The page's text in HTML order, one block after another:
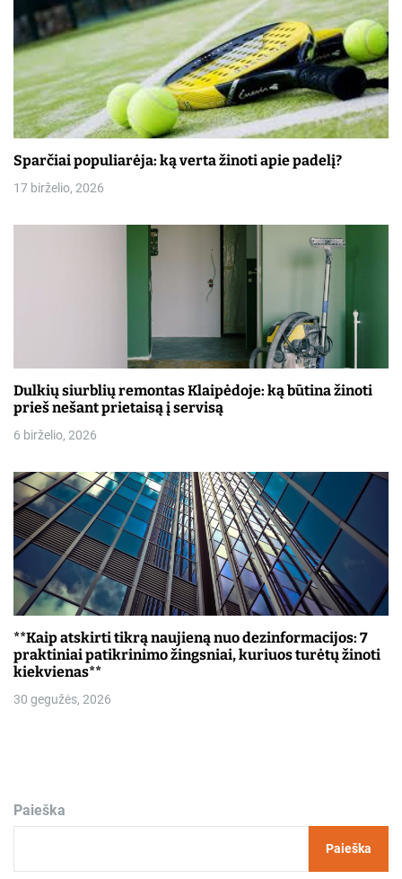
Sparčiai populiarėja: ką verta žinoti apie padelį?
17 birželio, 2026
Dulkių siurblių remontas Klaipėdoje: ką būtina žinoti
prieš nešant prietaisą į servisą
6 birželio, 2026
**Kaip atskirti tikrą naujieną nuo dezinformacijos: 7
praktiniai patikrinimo žingsniai, kuriuos turėtų žinoti
kiekvienas**
30 gegužės, 2026
Paieška
Paieška